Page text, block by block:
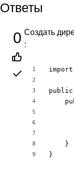
Ответы
0 Создать
:
1
2
3
4
5
6
7
8
9
    }
}